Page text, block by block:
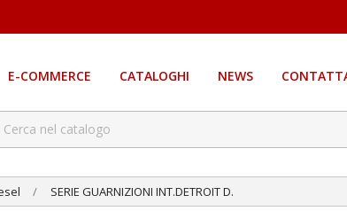
E-COMMERCE CATALOGHI NEWS
SERIE GUARNIZIONI INT.DETROIT D.